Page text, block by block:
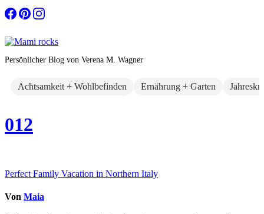
Zum
Inhalt
Persönlicher Blog von Verena M. Wagner
Achtsamkeit + Wohlbefinden Ernährung + Garten
012
Beitragsnavigation
Perfect Family Vacation in Northern Italy
Von Maia